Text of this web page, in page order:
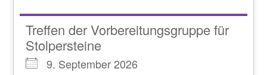
Treffen der Vorbereitungsgruppe für
Stolpersteine
9. September 2026